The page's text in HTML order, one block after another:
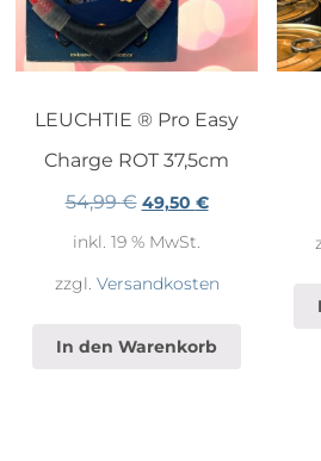
LEUCHTIE ® Pro Easy
Charge ROT 37,5cm
54,99€ Ursprünglicher
war:
54,99 €
49,50 €Aktueller
inkl. 19 % MwSt.
zzgl. Versandkosten
In den Warenkorb